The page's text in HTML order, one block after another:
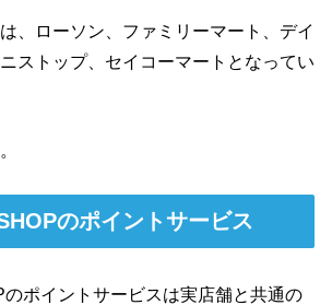
、ローソン、ファミリーマート、デイ
ストップ、セイコーマートとなってい
のポイントサービス
ポイントサービスは実店舗と共通の